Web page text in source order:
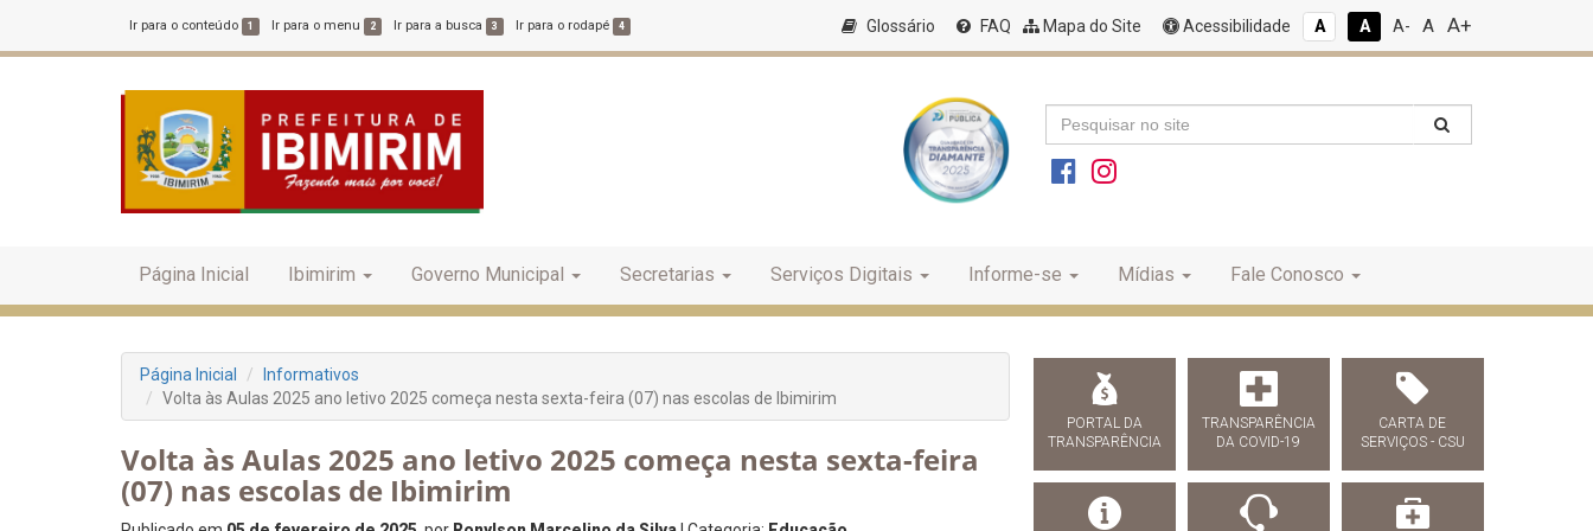
Ir para o conteúdo 1 Ir para o menu 2 Ir para a busca 3 Ir para o rodapé 4 Glossário FAQ Mapa do Site Acessibilidade A A A- A A+
Página Inicial Ibimirim Governo Municipal Secretarias Serviços Digitais Informe-se Mídias Fale Conosco
Página Inicial
Informativos
Volta às Aulas 2025 ano letivo 2025 começa nesta sexta-feira (07) nas escolas de Ibimirim
Volta às Aulas 2025 ano letivo 2025 começa nesta sexta-feira
(07) nas escolas de Ibimirim
PORTAL DA
TRANSPARÊNCIA
TRANSPARÊNCIA
DA COVID-19
CARTA DE
SERVIÇOS - CSU